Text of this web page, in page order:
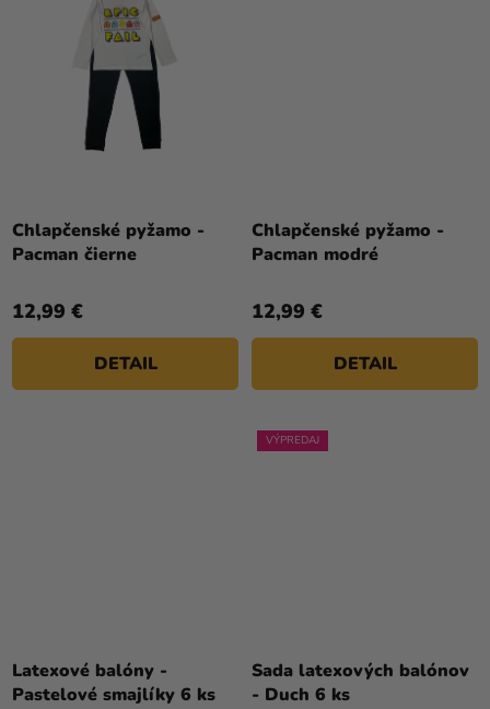
Chlapčenské pyžamo -
Pacman čierne
12,99 €
DETAIL
Chlapčenské pyžamo -
Pacman modré
12,99 €
DETAIL
Latexové balóny -
Pastelové smajlíky 6 ks
VÝPREDAJ
Sada latexových balónov
- Duch 6 ks